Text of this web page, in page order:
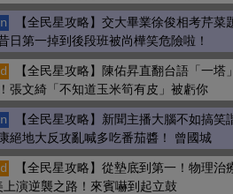
【全民星攻略】交大畢業徐俊相考芹菜
日第一掉到後段班被尚樺笑危險啦！
【全民星攻略】陳佑昇直翻台語「一塔
張文綺「不知道玉米筍有皮」被虧你
【全民星攻略】新聞主播大腦不如搞笑
絕地大反攻亂喊多吃番茄醬！ 曾國城
【全民星攻略】從墊底到第一！物理治
上演逆襲之路！來賓嚇到起立鼓